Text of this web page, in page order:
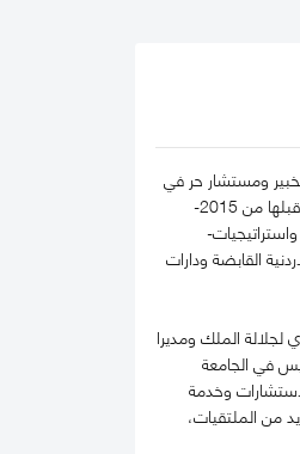
ومستشار حر في
قضايا الاقتصاد والاستراتيجيات، كما عمل خلال الفترة من آب 2019 الى نهاية تشرين ثاني/نوفمبر 2020 كرئيس لهيئة الاستثمار في الأردن، وكان قبلها من 2015-
وتعمير الاردنية القابضة ودارات
لجلالة الملك ومديرا
في الجامعة
وخدمة
من الملتقيات،